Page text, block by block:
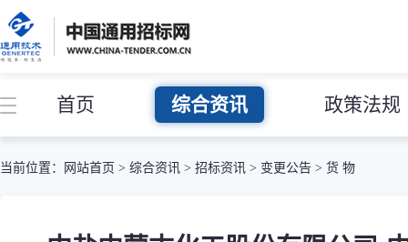
首页 综合资讯 政策法规
当前位置： 网站首页 > 综合资讯 > 招标资讯 > 变更公告 > 货 物